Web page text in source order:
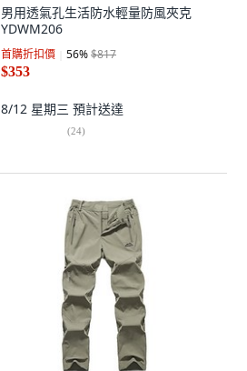
男用透氣孔生活防水輕量防風夾克
YDWM206
首購折扣價 56%$817
$353
8/12 星期三 預計送達
(24)